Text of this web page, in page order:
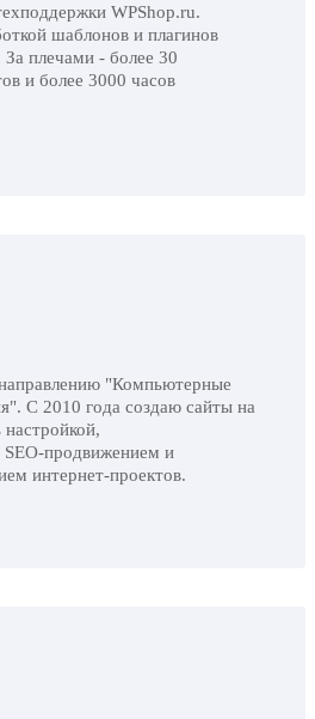
WPShop.ru.
шаблонов и плагинов
За плечами - более 30
и более 3000 часов
"Компьютерные
С 2010 года создаю сайты на
продвижением и
интернет-проектов.